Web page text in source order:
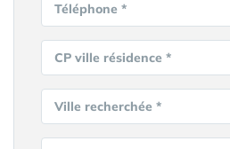
Téléphone *
CP ville résidence *
Ville recherchée *